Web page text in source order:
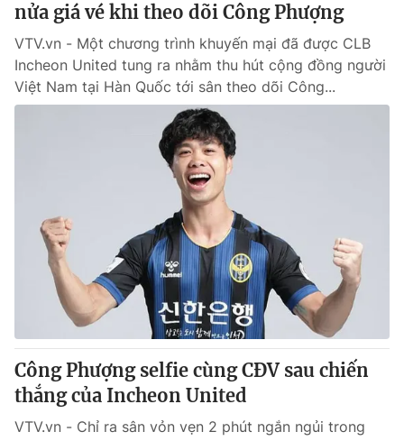
nửa giá vé khi theo dõi Công Phượng
VTV.vn - Một chương trình khuyến mại đã được CLB
Incheon United tung ra nhằm thu hút cộng đồng người
Việt Nam tại Hàn Quốc tới sân theo dõi Công...
Công Phượng selfie cùng CĐV sau chiến
thắng của Incheon United
VTV.vn - Chỉ ra sân vỏn vẹn 2 phút ngắn ngủi trong